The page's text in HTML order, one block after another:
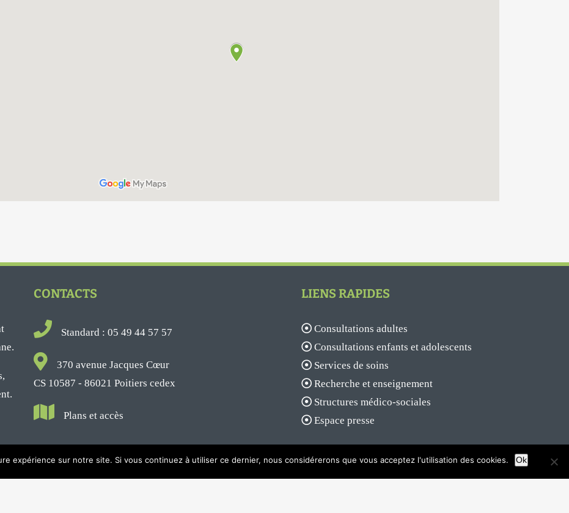
CONTACTS
Standard : 05 49 44 57 57
370 avenue Jacques Cœur
CS 10587 - 86021 Poitiers cedex
Plans et accès
LIENS RAPIDES
Consultations adultes
Consultations enfants et adolescents
Services de soins
Recherche et enseignement
Structures médico-sociales
Espace presse
expérience sur notre site. Si vous continuez à utiliser ce dernier, nous considérerons que vous acceptez l'utilisation des cookies. Ok